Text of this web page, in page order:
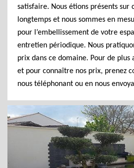
satisfaire. Nous étions présents sur
longtemps et nous sommes en
pour l’embellissement de votre
entretien périodique. Nous
prix dans ce domaine. Pour de
et pour connaître nos prix, prenez
nous téléphonant ou en nous